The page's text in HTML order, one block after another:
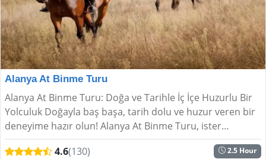
Alanya At Binme Turu
Alanya At Binme Turu: Doğa ve Tarihle İç İçe Huzurlu Bir
Yolculuk Doğayla baş başa, tarih dolu ve huzur veren bir
deneyime hazır olun! Alanya At Binme Turu, ister
deneyimli bir binici olun ister ilk kez ata bin...
4.6(130) 2.5 Hour